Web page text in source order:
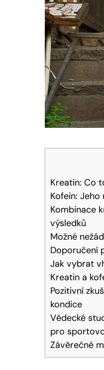
Kreatin: Co
Kofein:
Kombinace
výsledků
Možné
Doporučení
Jak vybrat
Kreatin a
Pozitivní
kondice
Vědecké
pro
Závěrečné